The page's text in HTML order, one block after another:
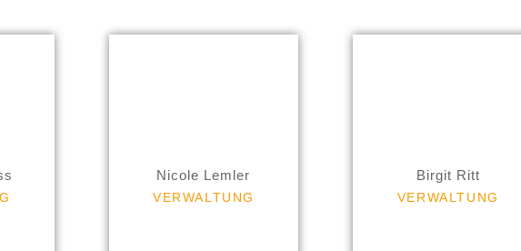
Nicole Lemler
VERWALTUNG
Birgit Ritt
VERWALTUNG